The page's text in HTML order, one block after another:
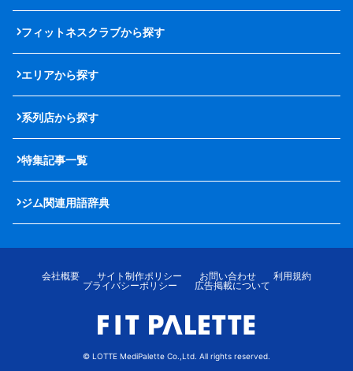
フィットネスクラブから探す
エリアから探す
系列店から探す
特集記事一覧
ジム関連用語辞典
会社概要 サイト制作ポリシー お問い合わせ
利用規約
プライバシーポリシー
広告掲載について
© LOTTE MediPalette Co.,Ltd. All rights reserved.